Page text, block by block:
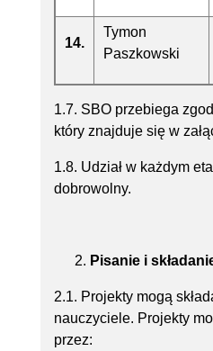
14.
Tymon
Paszkowski
1.7. SBO przebiega
który znajduje się w
1.8. Udział w każdym
dobrowolny.
Pisanie i
2.1. Projekty mogą
nauczyciele. Projekty
przez: